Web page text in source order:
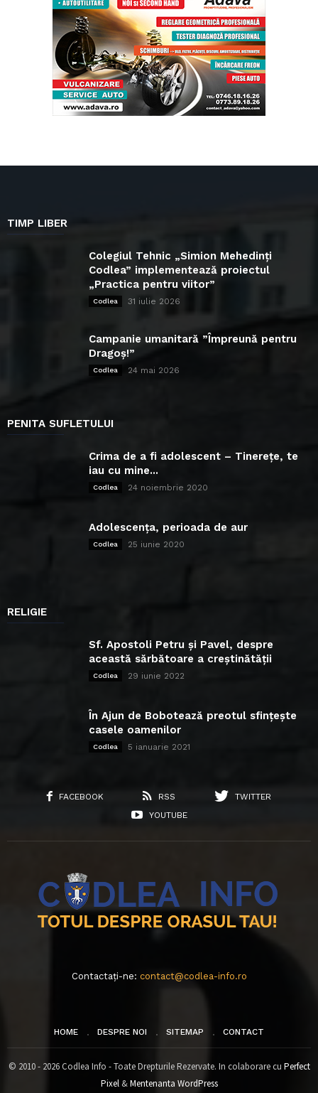
TIMP LIBER
Colegiul Tehnic „Simion Mehedinți
Codlea” implementează proiectul
„Practica pentru viitor”
Codlea 31 iulie 2026
Campanie umanitară ”Împreună pentru
Dragoș!”
Codlea 24 mai 2026
PENITA SUFLETULUI
Crima de a fi adolescent – Tinerețe, te
iau cu mine...
Codlea 24 noiembrie 2020
Adolescența, perioada de aur
Codlea 25 iunie 2020
RELIGIE
Sf. Apostoli Petru și Pavel, despre
această sărbătoare a creștinătății
Codlea 29 iunie 2022
În Ajun de Bobotează preotul sfințește
casele oamenilor
Codlea 5 ianuarie 2021
FACEBOOK RSS
TWITTER
YOUTUBE
Contactați-ne: contact@codlea-info.ro
HOME DESPRE NOI SITEMAP CONTACT
© 2010 - 2026 Codlea Info - Toate Drepturile Rezervate. In colaborare cu Perfect
Pixel&Mentenanta WordPress